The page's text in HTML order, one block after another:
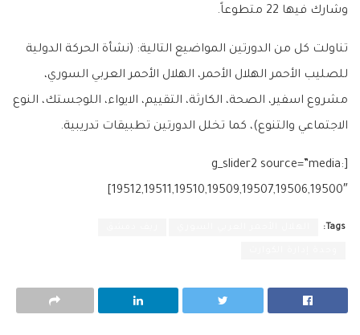
وشارك فيها 22 متطوعاً.
تناولت كل من الدورتين المواضيع التالية: (نشأة ‫الحركة الدولية
للصليب الأحمر الهلال الأحمر‬، الهلال الأحمر العربي السوري،
‫‏مشروع اسفير‬، الصحة، الكارثة، التقييم، الايواء، اللوجستك، النوع
الاجتماعي والتنوع)، كما تخلل الدورتين تطبيقات تدريبية.
[g_slider2 source=”media:
19512,19511,19510,19509,19507,19506,19500″]
Tags: